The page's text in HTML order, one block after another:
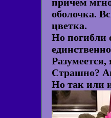
оболочка.
цветка.
Но погибли
Страшно?
Но так или